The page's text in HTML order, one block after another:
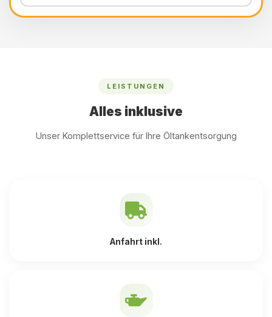
LEISTUNGEN
Alles inklusive
Unser Komplettservice für Ihre Öltankentsorgung
Anfahrt inkl.